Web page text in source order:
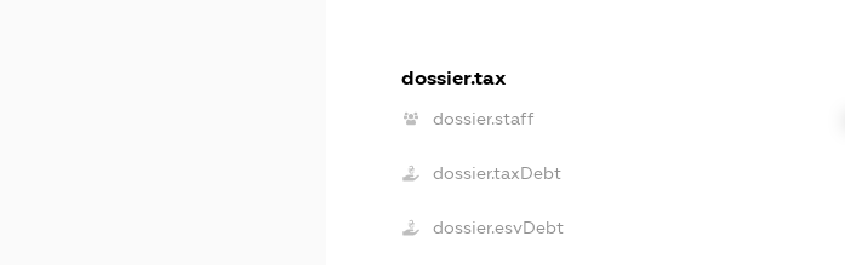
dossier.tax
dossier.staff
dossier.taxDebt
dossier.esvDebt